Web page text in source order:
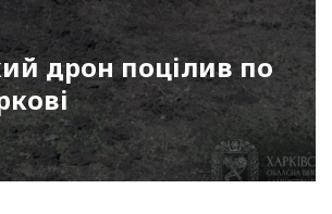
дрон поцілив по